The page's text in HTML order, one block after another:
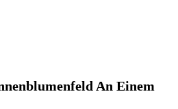
An Einem